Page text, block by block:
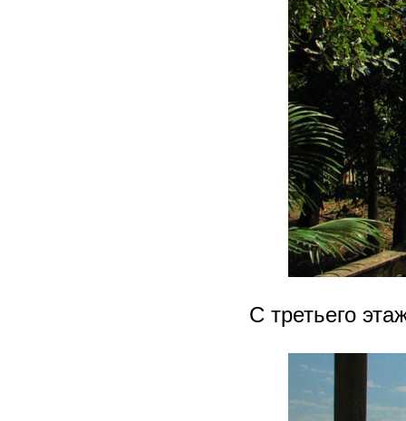
С третьего